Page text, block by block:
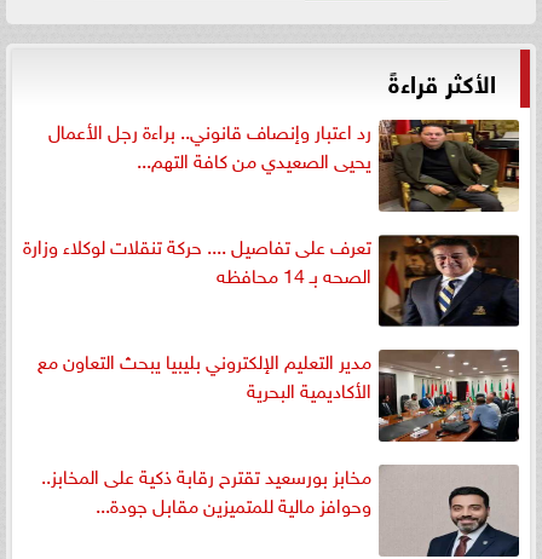
الأكثر قراءةً
رد اعتبار وإنصاف قانوني.. براءة رجل الأعمال
يحيى الصعيدي من كافة التهم...
تعرف على تفاصيل .... حركة تنقلات لوكلاء وزارة
الصحه بـ 14 محافظه
مدير التعليم الإلكتروني بليبيا يبحث التعاون مع
الأكاديمية البحرية
مخابز بورسعيد تقترح رقابة ذكية على المخابز..
وحوافز مالية للمتميزين مقابل جودة...